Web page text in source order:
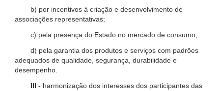
b) por incentivos à criação e desenvolvimento de
associações representativas;
c) pela presença do Estado no mercado de consumo;
d) pela garantia dos produtos e serviços com padrões
adequados de qualidade, segurança, durabilidade e
desempenho.
III - harmonização dos interesses dos participantes das